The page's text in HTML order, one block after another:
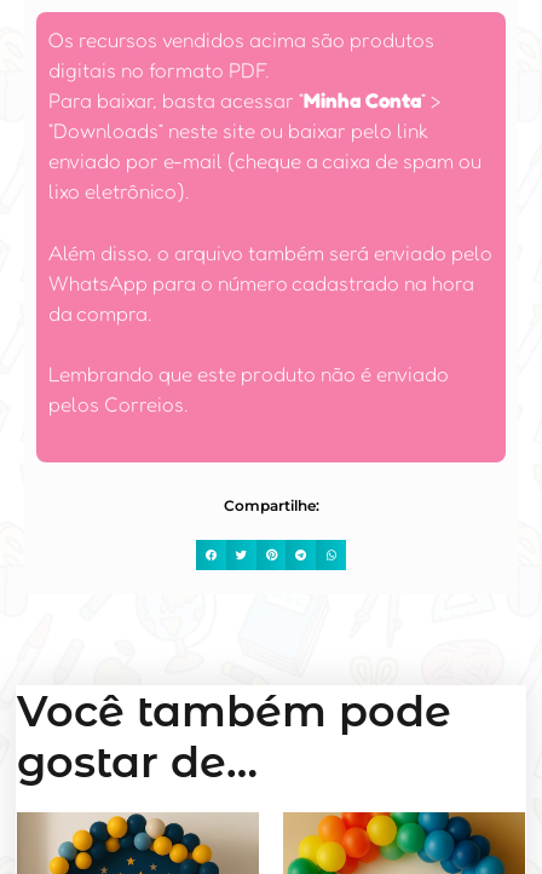
Os recursos vendidos acima são produtos
digitais no formato PDF.
Para baixar, basta acessar “Minha Conta”>
“Downloads” neste site ou baixar pelo link
enviado por e-mail (cheque a caixa de spam ou
lixo eletrônico).
Além disso, o arquivo também será enviado pelo
WhatsApp para o número cadastrado na hora
da compra.
Lembrando que este produto não é enviado
pelos Correios.
Compartilhe:
Você também pode
gostar de…